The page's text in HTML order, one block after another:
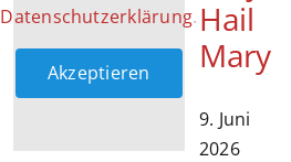
Datenschutzerklärung.
Akzeptieren
Hail
Mary
9. Juni
2026